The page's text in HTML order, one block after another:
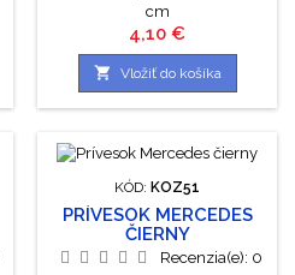
cm
Cena
4,10 €
 Vložiť do košíka
KÓD: KOZ51
PRÍVESOK MERCEDES
ČIERNY
Recenzia(e): 0